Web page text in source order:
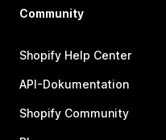
Community
Shopify Help Center
API-Dokumentation
Shopify Community